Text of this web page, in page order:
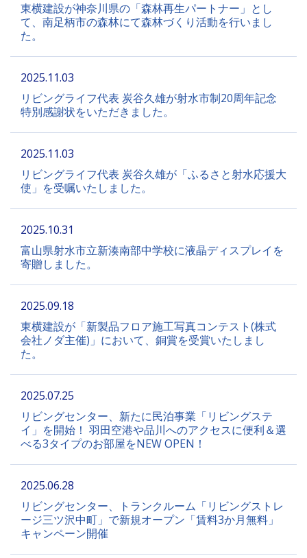
東横建設が神奈川県の「森林再生パートナー」とし
て、南足柄市の森林にて森林づくり活動を行いまし
た。
2025.11.03
リビングライフ代表 炭谷久雄が射水市制20周年記念
特別感謝状をいただきました。
2025.11.03
リビングライフ代表 炭谷久雄が「ふるさと射水応援大
使」を受嘱いたしました。
2025.10.31
富山県射水市立新湊南部中学校に液晶ディスプレイを
寄贈しました。
2025.09.18
東横建設が「新製品フロア施工写真コンテスト(株式
会社ノダ主催)」において、銅賞を受賞いたしまし
た。
2025.07.25
リビングセンター、新たに民泊事業「リビングステ
イ」を開始！ 羽田空港や品川へのアクセスに便利＆選
べる3タイプのお部屋をNEW OPEN！
2025.06.28
リビングセンター、トランクルーム「リビングストレ
ージ三ツ沢中町」で新規オープン「賃料3か月無料」
キャンペーン開催